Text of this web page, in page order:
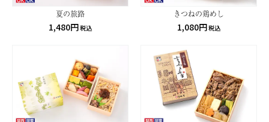
夏の旅路
1,480円税込
きつねの鶏めし
1,080円税込